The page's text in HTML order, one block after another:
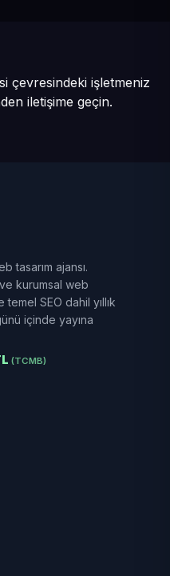
çevresindeki işletmeniz
iletişime geçin.
tasarım ajansı.
kurumsal web
temel SEO dahil yıllık
içinde yayına
(TCMB)